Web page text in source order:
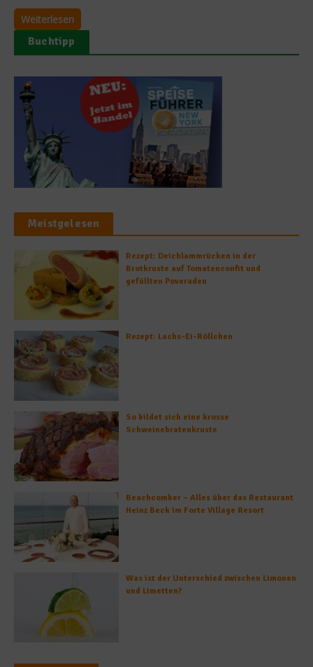
Weiterlesen
Buchtipp
Meistgelesen
Rezept: Deichlammrücken in der
Brotkruste auf Tomatenconfit und
gefüllten Poveraden
Rezept: Lachs-Ei-Röllchen
So bildet sich eine krosse
Schweinebratenkruste
Beachcomber – Alles über das Restaurant
Heinz Beck im Forte Village Resort
Was ist der Unterschied zwischen Limonen
und Limetten?